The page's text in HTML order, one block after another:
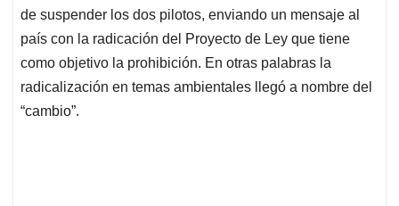
de suspender los dos pilotos, enviando un mensaje al
país con la radicación del Proyecto de Ley que tiene
como objetivo la prohibición. En otras palabras la
radicalización en temas ambientales llegó a nombre del
“cambio”.